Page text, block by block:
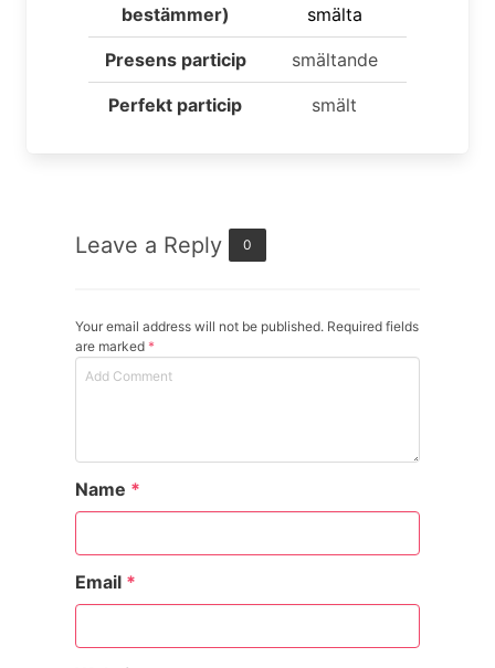
bestämmer)
smälta
Presens particip smältande
Perfekt particip smält
Leave a Reply 0
Your email address will not be published. Required fields
are marked *
Name *
Email *